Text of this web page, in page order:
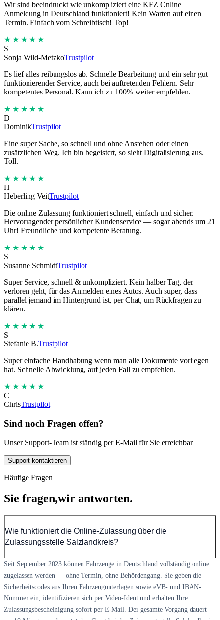
Wir sind beeindruckt wie unkompliziert eine KFZ Online
Anmeldung in Deutschland funktioniert! Kein Warten auf einen
Termin. Einfach vom Schreibtisch! Top!
★★★★★
S
Sonja Wild-MetzkoTrustpilot
Es lief alles reibungslos ab. Schnelle Bearbeitung und ein sehr gut
funktionierender Service, auch bei auftretenden Fehlern. Sehr
kompetentes Personal. Kann ich zu 100% weiter empfehlen.
★★★★★
D
DominikTrustpilot
Eine super Sache, so schnell und ohne Anstehen oder einen
zusätzlichen Weg. Ich bin begeistert, so sieht Digitalisierung aus.
Toll.
★★★★★
H
Heberling VeitTrustpilot
Die online Zulassung funktioniert schnell, einfach und sicher.
Hervorragender persönlicher Kundenservice — sogar abends um 21
Uhr! Freundliche und kompetente Beratung.
★★★★★
S
Susanne SchmidtTrustpilot
Super Service, schnell & unkompliziert. Kein halber Tag, der
verloren geht, für das Anmelden eines Autos. Auch super, dass
parallel jemand im Hintergrund ist, per Chat, um Rückfragen zu
klären.
★★★★★
S
Stefanie B.Trustpilot
Super einfache Handhabung wenn man alle Dokumente vorliegen
hat. Schnelle Abwicklung, auf jeden Fall zu empfehlen.
★★★★★
C
ChrisTrustpilot
Sind noch Fragen offen?
Unser Support-Team ist ständig per E-Mail für Sie erreichbar
Support kontaktieren
Häufige Fragen
Sie fragen,wir antworten.
Wie funktioniert die Online-Zulassung über die
Zulassungsstelle Salzlandkreis?
Seit September 2023 können Fahrzeuge in Deutschland vollständig online
zugelassen werden — ohne Termin, ohne Behördengang. Sie geben die
Sicherheitscodes aus Ihren Fahrzeugunterlagen sowie eVB- und IBAN-
Nummer ein, identifizieren sich per Video-Ident und erhalten Ihre
Zulassungsbescheinigung sofort per E-Mail. Der gesamte Vorgang dauert